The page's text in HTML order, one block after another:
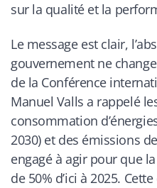
sur la qualité et la
Le message est clair,
gouvernement ne
de la Conférence
Manuel Valls a rappelé
consommation
2030) et des émissions de
engagé à agir pour que
de 50% d’ici à 2025.